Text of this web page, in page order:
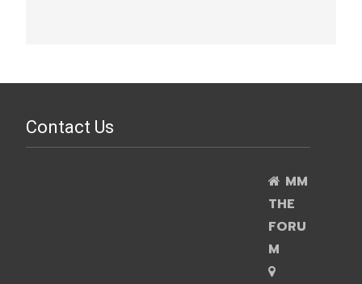
Contact Us
MM
THE
FORU
M